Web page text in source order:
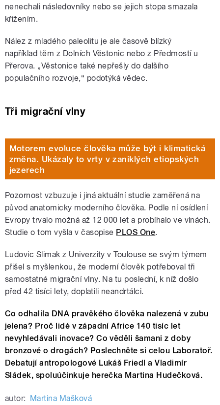
nenechali následovníky nebo se jejich stopa smazala
křížením.
Nález z mladého paleolitu je ale časově blízký
například těm z Dolních Věstonic nebo z Předmostí u
Přerova. „Věstonice také nepřešly do dalšího
populačního rozvoje,“ podotýká vědec.
Tři migrační vlny
Motorem evoluce člověka může být i klimatická
změna. Ukázaly to vrty v zaniklých etiopských
jezerech
Pozornost vzbuzuje i jiná aktuální studie zaměřená na
původ anatomicky moderního člověka. Podle ní osídlení
Evropy trvalo možná až 12 000 let a probíhalo ve vlnách.
Studie o tom vyšla v časopise PLOS One.
Ludovic Slimak z Univerzity v Toulouse se svým týmem
přišel s myšlenkou, že moderní člověk potřeboval tři
samostatné migrační vlny. Na tu poslední, k níž došlo
před 42 tisíci lety, doplatili neandrtálci.
Co odhalila DNA pravěkého člověka nalezená v zubu
jelena? Proč lidé v západní Africe 140 tisíc let
nevyhledávali inovace? Co věděli šamani z doby
bronzové o drogách? Poslechněte si celou Laboratoř.
Debatují antropologové Lukáš Friedl a Vladimír
Sládek, spoluúčinkuje herečka Martina Hudečková.
autor: Martina Mašková